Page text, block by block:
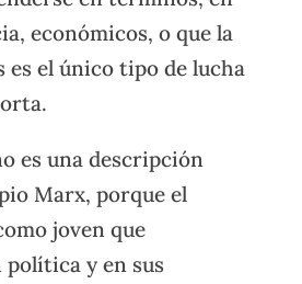
económicos, o que la
es el único tipo de lucha
es una descripción
Marx, porque el
joven que
y en sus